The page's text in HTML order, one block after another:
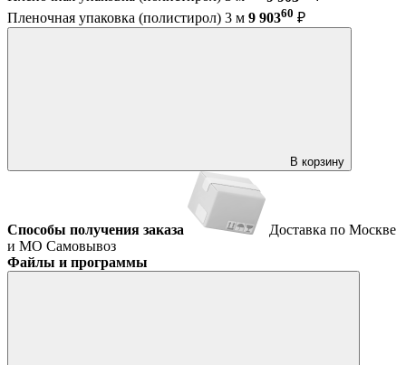
Пленочная упаковка (полистирол) 3 м 9 90360 ₽
В корзину
Способы получения заказа
Доставка по Москве
и МО Самовывоз
Файлы и программы